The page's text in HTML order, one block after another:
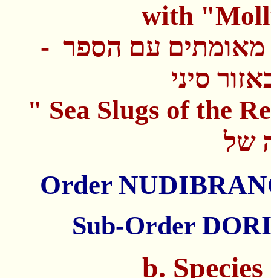
with
מאומתים עם הספר -
סיני
" Sea Slugs of the
Order